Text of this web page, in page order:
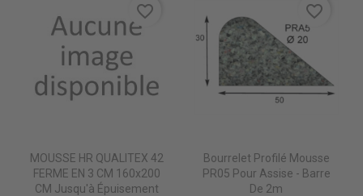
MOUSSE HR QUALITEX 42
FERME EN 3 CM 160x200
CM Jusqu'à Épuisement
favorite_border
Bourrelet Profilé Mousse
PR05 Pour Assise - Barre
De 2m
favorite_border